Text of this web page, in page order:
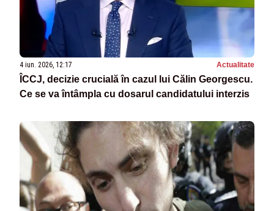
4 iun. 2026, 12:17 Actualitate
ÎCCJ, decizie crucială în cazul lui Călin Georgescu.
Ce se va întâmpla cu dosarul candidatului interzis